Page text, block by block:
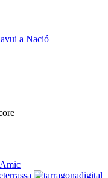
a Nació